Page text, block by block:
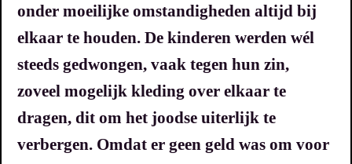
onder moeilijke omstandigheden altijd bij
elkaar te houden. De kinderen werden wél
steeds gedwongen, vaak tegen hun zin,
zoveel mogelijk kleding over elkaar te
dragen, dit om het joodse uiterlijk te
verbergen. Omdat er geen geld was om voor